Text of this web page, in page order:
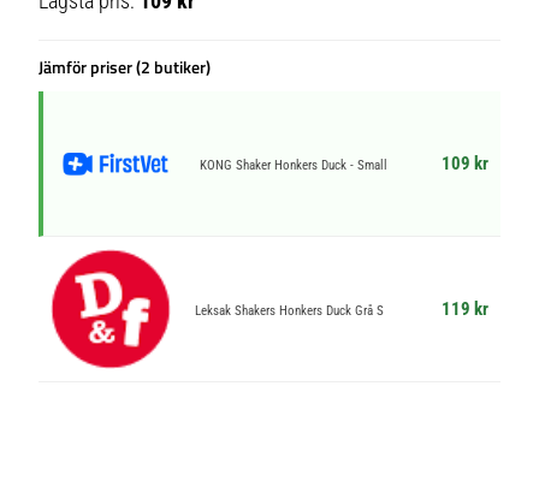
Jämför priser (2 butiker)
KONG Shaker Honkers Duck - Small 109 kr
Leksak Shakers Honkers Duck Grå S 119 kr